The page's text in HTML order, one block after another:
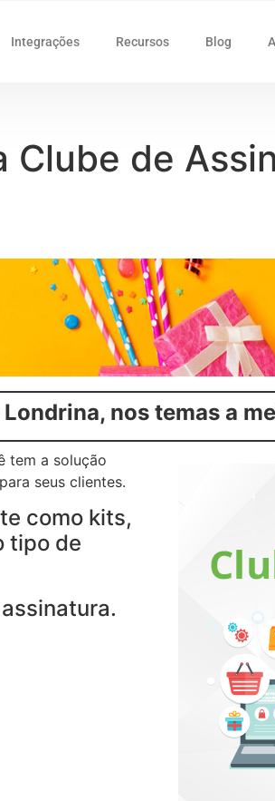
Integrações Recursos Blog
Clube de
nos temas a
tem a solução
seus clientes.
como kits,
tipo de